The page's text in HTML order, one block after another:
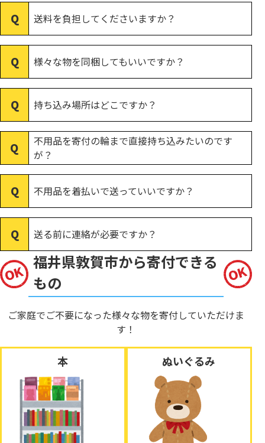
送料を負担してくださいますか？
様々な物を同梱してもいいですか？
持ち込み場所はどこですか？
不用品を寄付の輪まで直接持ち込みたいのです
が？
不用品を着払いで送っていいですか？
送る前に連絡が必要ですか？
福井県敦賀市から寄付できる
もの
ご家庭でご不要になった様々な物を寄付していただけま
す！
本 ぬいぐるみ